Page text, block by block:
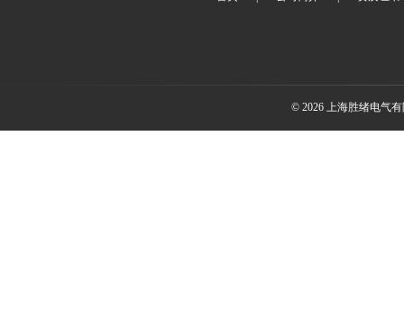
© 2026 上海胜绪电气